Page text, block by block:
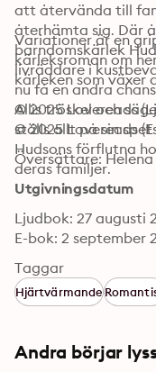
att återvända till
återhämta sig. Där
barndomskärlek
livräddare i
nu få en andra
Allis tröskel och
ställs allt på sin
Hudsons förflutna
deras familjer.
Variationer är en
kärleksroman om
kärleken som växer
© 2025 Lovereads
© 2025 Lovereads
Översättare:
Utgivningsdatum
Ljudbok: 27 augusti
E-bok: 2 september
Taggar
Hjärtvärmande
Andra börjar